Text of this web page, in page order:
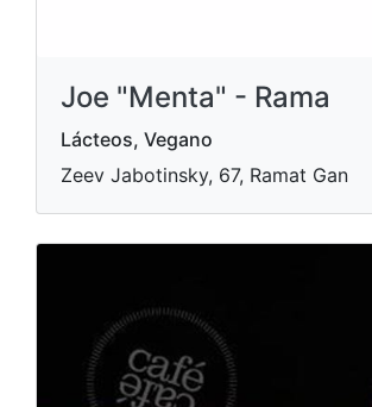
Joe "Menta" - Rama
Lácteos, Vegano
Zeev Jabotinsky, 67, Ramat Gan